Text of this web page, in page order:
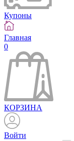
Купоны
Главная
0
КОРЗИНА
Войти